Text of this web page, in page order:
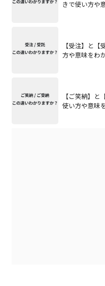
きで使い方や
【受注】と
方や意味をわ
【ご笑納】
使い方や意味